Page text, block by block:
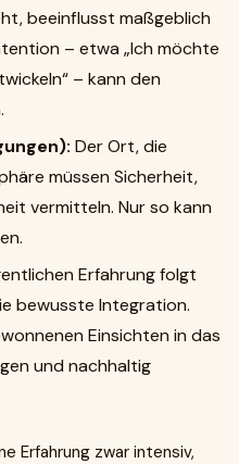
beeinflusst maßgeblich
– etwa „Ich möchte
– kann den
Der Ort, die
müssen Sicherheit,
vermitteln. Nur so kann
Erfahrung folgt
bewusste Integration.
Einsichten in das
und nachhaltig
Erfahrung zwar intensiv,